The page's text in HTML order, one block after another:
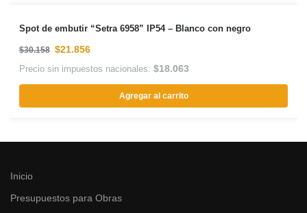
Spot de embutir “Setra 6958” IP54 – Blanco con negro
$30.158 $21.856
Precio sin impuestos nacionales: $18.063
Agregar al carrito
Inicio
Presupuestos para Obras